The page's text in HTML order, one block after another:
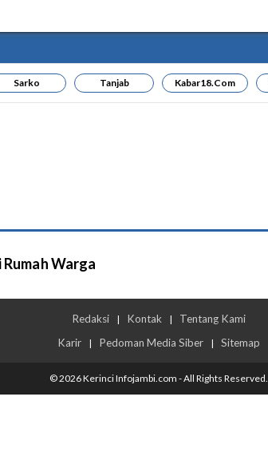
Sarko Tanjab Kabar18.com
Warga
Redaksi | Kontak |
Tentang Kami
Karir
| Pedoman Media Siber | Sitemap
© 2026 Kerinci Infojambi.com - All Rights Reserved.